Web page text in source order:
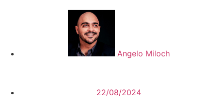
Angelo Miloch
22/08/2024